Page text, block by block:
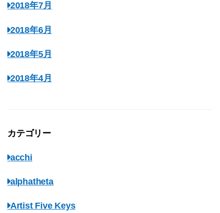
2018年7月
2018年6月
2018年5月
2018年4月
カテゴリー
acchi
alphatheta
Artist Five Keys